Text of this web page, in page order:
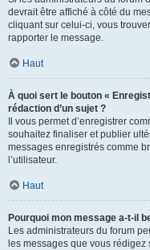
devrait être affiché à côté du
cliquant sur celui-ci, vous
rapporter le message.
Haut
À quoi sert le bouton «
rédaction d’un sujet ?
Il vous permet d’enregistrer
souhaitez finaliser et publier
messages enregistrés comme
l’utilisateur.
Haut
Pourquoi mon message a-t-il
Les administrateurs du forum
les messages que vous